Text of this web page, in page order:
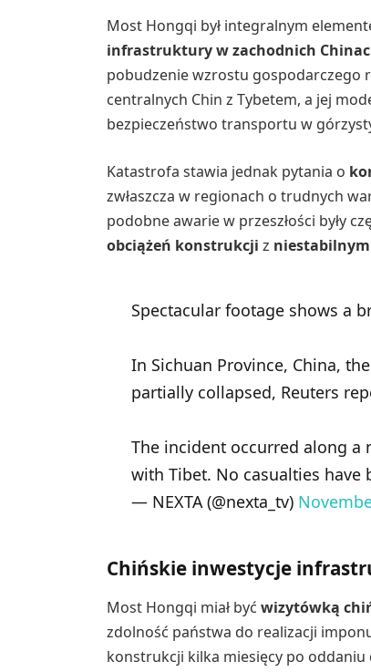
Most Hongqi był integralnym
infrastruktury w zachodnich
pobudzenie wzrostu gospodarczego
centralnych Chin z Tybetem, a jej
bezpieczeństwo transportu w
Katastrofa stawia jednak pytania o
zwłaszcza w regionach o trudnych
podobne awarie w przeszłości były
obciążeń konstrukcji z
Spectacular footage shows a
In Sichuan Province, China,
partially collapsed, Reuters
The incident occurred along a
with Tibet. No casualties have
— NEXTA (@nexta_tv)
Chińskie inwestycje
Most Hongqi miał byćwizytówką
zdolność państwa do realizacji
konstrukcji kilka miesięcy po